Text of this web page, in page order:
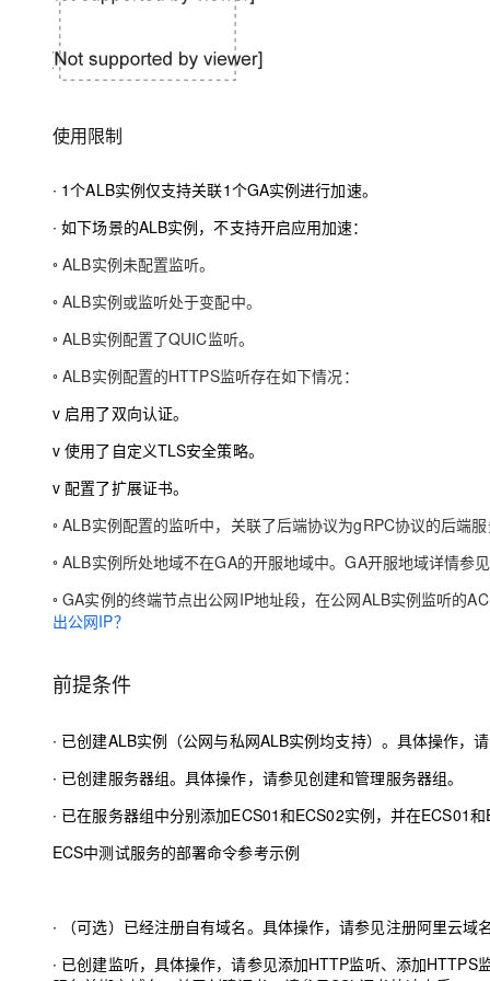
使用限制
∙ 1个ALB实例仅支持关联1个GA实例进行加速。
∙如下场景的ALB实例，不支持开启应用加速：
◦ALB实例未配置监听。
◦ALB实例或监听处于变配中。
◦ALB实例配置了QUIC监听。
◦ALB实例配置的HTTPS监听存在如下情况：
v 启用了双向认证。
v使用了自定义TLS安全策略。
v配置了扩展证书。
◦ALB实例配置的监听中，关联了后端协议为gRPC协议的后端
◦ALB实例所处地域不在GA的开服地域中。GA开服地域详情参见
◦GA实例的终端节点出公网IP地址段，在公网ALB实例监听的
出公网IP？
前提条件
∙ 已创建ALB实例（公网与私网ALB实例均支持）。具体操作，
∙ 已创建服务器组。具体操作，请参见创建和管理服务器组。
∙ 已在服务器组中分别添加ECS01和ECS02实例，并在ECS01
ECS中测试服务的部署命令参考示例
∙ （可选）已经注册自有域名。具体操作，请参见注册阿里云域
∙ 已创建监听，具体操作，请参见添加HTTP监听、 添加HTTPS